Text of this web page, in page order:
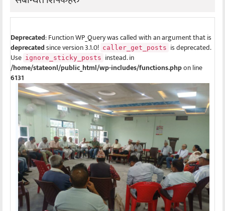
Deprecated: Function WP_Query was called with an argument that is
deprecatedsince version 3.1.0! caller_get_posts is deprecated.
Use ignore_sticky_posts instead. in
/home/stateonl/public_html/wp-includes/functions.phpon line
6131